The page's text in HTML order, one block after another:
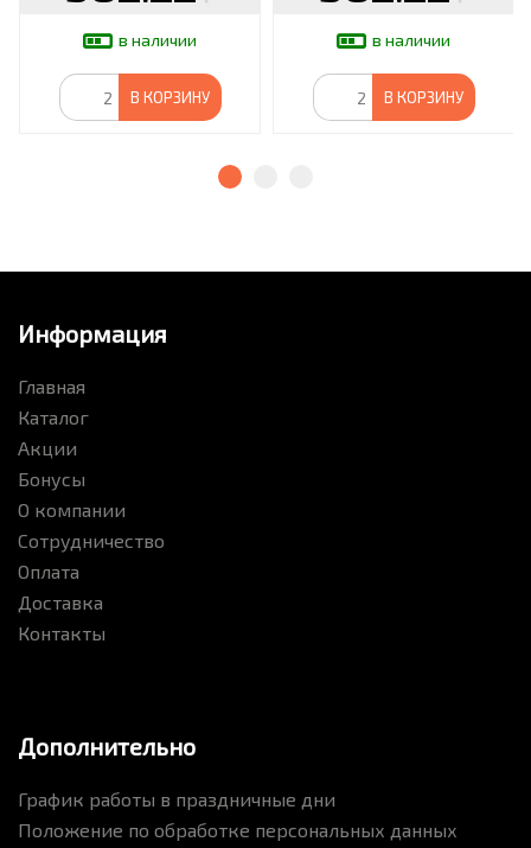
в наличии
В КОРЗИНУ
в наличии
В КОРЗИНУ
Информация
Главная
Каталог
Акции
Бонусы
О компании
Сотрудничество
Оплата
Доставка
Контакты
Дополнительно
График работы в праздничные дни
Положение по обработке персональных данных